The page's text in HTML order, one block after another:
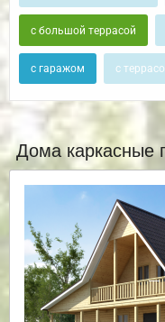
с большой террасой
с гаражом с
Дома